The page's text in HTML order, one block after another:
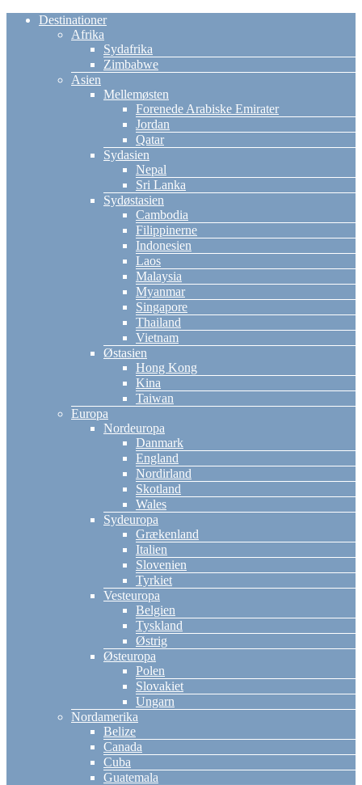
Destinationer
Afrika
Sydafrika
Zimbabwe
Asien
Mellemøsten
Forenede Arabiske Emirater
Jordan
Qatar
Sydasien
Nepal
Sri Lanka
Sydøstasien
Cambodia
Filippinerne
Indonesien
Laos
Malaysia
Myanmar
Singapore
Thailand
Vietnam
Østasien
Hong Kong
Kina
Taiwan
Europa
Nordeuropa
Danmark
England
Nordirland
Skotland
Wales
Sydeuropa
Grækenland
Italien
Slovenien
Tyrkiet
Vesteuropa
Belgien
Tyskland
Østrig
Østeuropa
Polen
Slovakiet
Ungarn
Nordamerika
Belize
Canada
Cuba
Guatemala